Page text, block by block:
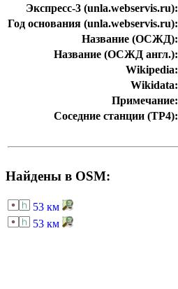
Экспресс-3 (unla.webservis.ru):
Год основания (unla.webservis.ru):
Название (ОСЖД):
Название (ОСЖД англ.):
Wikipedia:
Wikidata:
Примечание:
Соседние станции (ТР4):
Найдены в OSM:
53 км
53 км